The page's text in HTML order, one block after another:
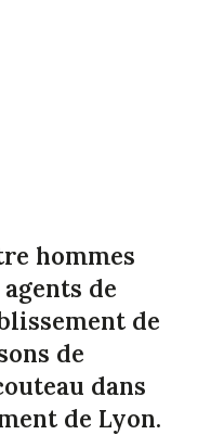
hommes
de
de
de
dans
de Lyon.